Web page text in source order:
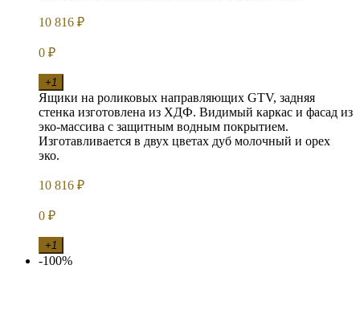
10 816 ₽
0 ₽
+1
Ящики на роликовых направляющих GTV, задняя
стенка изготовлена из ХДФ. Видимый каркас и фасад из
эко-массива с защитным водным покрытием.
Изготавливается в двух цветах дуб молочный и орех
эко.
10 816 ₽
0 ₽
+1
-100%